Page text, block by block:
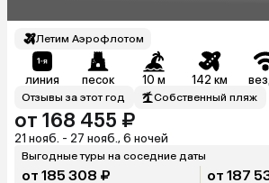
Летим Аэрофлотом
линия песок 10 м 142 км
Отзывы за этот год Собственный пляж
от 168 455 ₽
21 нояб. - 27 нояб., 6 ночей
Выгодные туры на соседние даты
от 185 308 ₽ от 187